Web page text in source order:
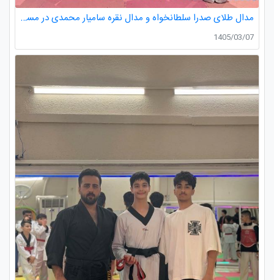
مدال طلای صدرا سلطانخواه و مدال نقره سامیار محمدی در مسابقات قهرمانی نونهالان استان گیلان
1405/03/07